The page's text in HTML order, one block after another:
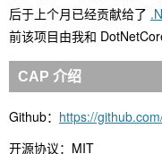
后于上个月已经贡献给了
前该项目由我和
CAP 介绍
Github： https://
开源协议：MIT